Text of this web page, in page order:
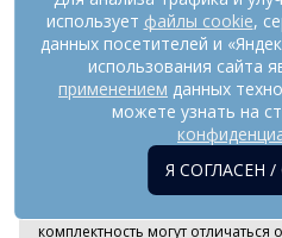
РЕКВИЗИТЫ
На информационном ресурсе
рекомендательные технологии
предоставления информации на
систематизации и анализа
предпочтениям пользователей
комплектность могут отличаться
использует файлы cookie,
данных посетителей и
использования сайта
применением данных
можете узнать на
Я СОГЛАСЕН